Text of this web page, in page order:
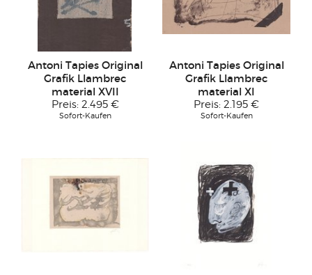
Antoni Tapies Original
Grafik Llambrec
material XVII
Preis: 2.495 €
Sofort-Kaufen
Antoni Tapies Original
Grafik Llambrec
material XI
Preis: 2.195 €
Sofort-Kaufen